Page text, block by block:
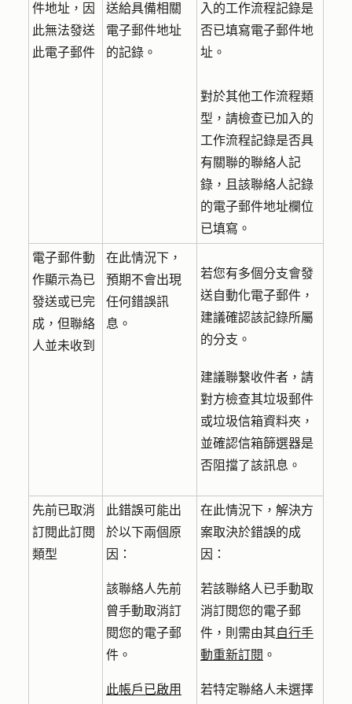
件地址，因
此無法發送
此電子郵件
送給具備相關
電子郵件地址
的記錄。
入的工作流程記錄是
否已填寫電子郵件地
址。
對於其他工作流程類
型，請檢查已加入的
工作流程記錄是否具
有關聯的聯絡人記
錄，且該聯絡人記錄
的電子郵件地址欄位
已填寫。
電子郵件動
作顯示為已
發送或已完
成，但聯絡
人並未收到
在此情況下，
預期不會出現
任何錯誤訊
息。
若您有多個分支會發
送自動化電子郵件，
建議確認該記錄所屬
的分支。
建議聯繫收件者，請
對方檢查其垃圾郵件
或垃圾信箱資料夾，
並確認信箱篩選器是
否阻擋了該訊息。
先前已取消
訂閱此訂閱
類型
此錯誤可能出
於以下兩個原
因：
該聯絡人先前
曾手動取消訂
閱您的電子郵
件。
此帳戶已啟用
在此情況下，解決方
案取決於錯誤的成
因：
若該聯絡人已手動取
消訂閱您的電子郵
件，則需由其自行手
動重新訂閱 。
若特定聯絡人未選擇